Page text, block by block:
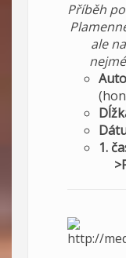
Příběh
ale
1.